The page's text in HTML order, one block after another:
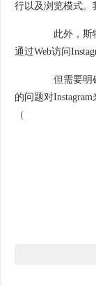
行以及浏览模式。
此外，斯特
通过Web访问
但需要明确
的问题对
（